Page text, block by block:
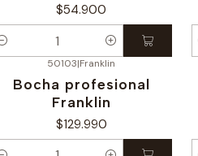
$54.900
50103|Franklin
Bocha profesional
Franklin
$129.990